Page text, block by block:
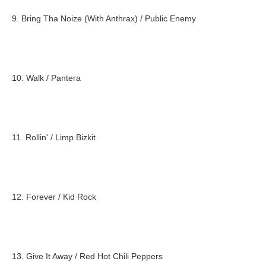
9. Bring Tha Noize (With Anthrax) / Public Enemy
10. Walk / Pantera
11. Rollin' / Limp Bizkit
12. Forever / Kid Rock
13. Give It Away / Red Hot Chili Peppers